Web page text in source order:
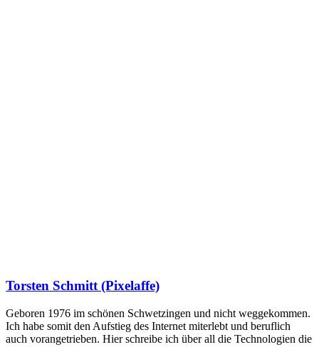
Torsten Schmitt (Pixelaffe)
Geboren 1976 im schönen Schwetzingen und nicht weggekommen.
Ich habe somit den Aufstieg des Internet miterlebt und beruflich
auch vorangetrieben. Hier schreibe ich über all die Technologien die